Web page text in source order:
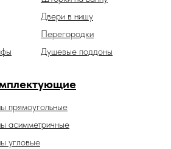
прямоугольные
Двери в нишу
Перегородки
Душевые поддоны
асимметричные
угловые